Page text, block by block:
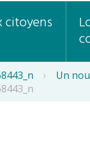
citoyens
› Un